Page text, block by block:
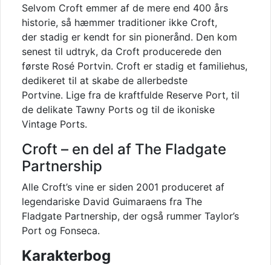
Selvom Croft emmer af de mere end 400 års
historie, så hæmmer traditioner ikke Croft,
der stadig er kendt for sin pionerånd. Den kom
senest til udtryk, da Croft producerede den
første Rosé Portvin. Croft er stadig et familiehus,
dedikeret til at skabe de allerbedste
Portvine. Lige fra de kraftfulde Reserve Port, til
de delikate Tawny Ports og til de ikoniske
Vintage Ports.
Croft – en del af The Fladgate
Partnership
Alle Croft’s vine er siden 2001 produceret af
legendariske David Guimaraens fra The
Fladgate Partnership, der også rummer Taylor’s
Port og Fonseca.
Karakterbog